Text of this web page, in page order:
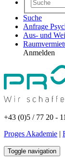
Suche
Anfrage
Aus- und
Anmelden
+43 (0)5 / 77 20 -
Proges Akademie |
Toggle navigation